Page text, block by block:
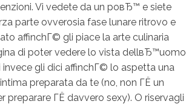
Vi vedete da un poвЂ™ e siete
parte ovverosia fase lunare ritrovo e
affinchГ© gli piace la arte culinaria
di poter vedere lo vista dellвЂ™uomo
gli dici affinchГ© lo aspetta una
preparata da te (no, non ГЁ un
preparare ГЁ davvero sexy). O riservagli